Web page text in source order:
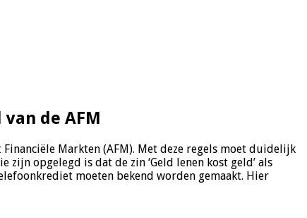
de AFM
Markten (AFM). Met deze regels moet duidelijk
opgelegd is dat de zin ‘Geld lenen kost geld’ als
moeten bekend worden gemaakt. Hier